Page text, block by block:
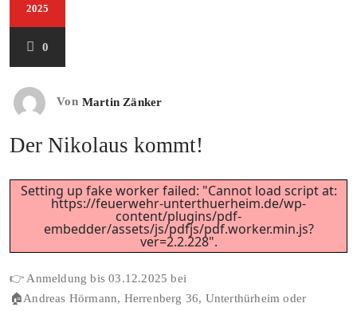
2025
0
Von Martin Zänker
Der Nikolaus kommt!
Setting up fake worker failed: "Cannot load script at:
https://feuerwehr-unterthuerheim.de/wp-
content/plugins/pdf-
embedder/assets/js/pdfjs/pdf.worker.min.js?
ver=2.2.228".
👉 Anmeldung bis 03.12.2025 bei
🏠Andreas Hörmann, Herrenberg 36, Unterthürheim oder